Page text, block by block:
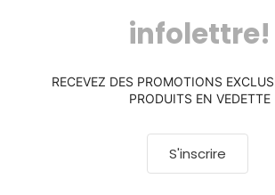
infolettre!
RECEVEZ DES PROMOTIONS
PRODUITS EN VEDETTE
S'inscrire